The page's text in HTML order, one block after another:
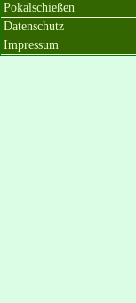
Pokalschießen
Datenschutz
Impressum